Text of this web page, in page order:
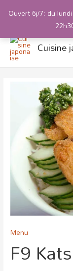
contenu
Cuisine
Menu
F9
Katsudon
poulet
Ouvert 6j/7: du